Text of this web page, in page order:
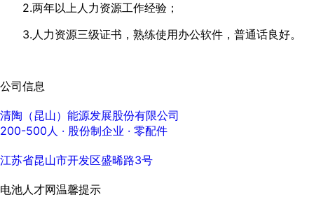
2.两年以上人力资源工作经验；
3.人力资源三级证书，熟练使用办公软件，普通话良好。
公司信息
清陶（昆山）能源发展股份有限公司
200-500人 · 股份制企业 · 零配件
江苏省昆山市开发区盛晞路3号
电池人才网温馨提示